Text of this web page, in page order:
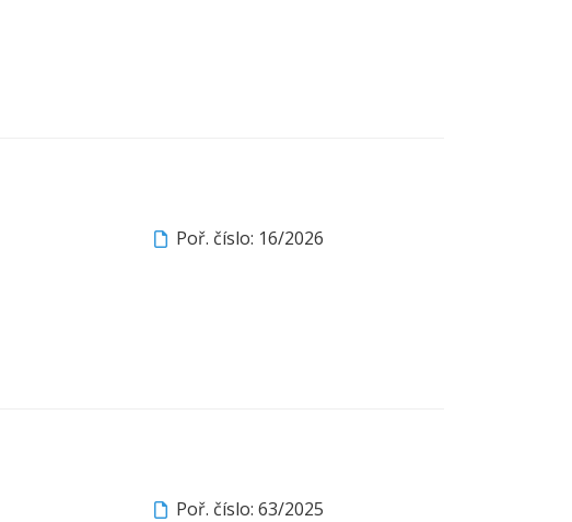
Poř. číslo: 16/2026
Poř. číslo: 63/2025